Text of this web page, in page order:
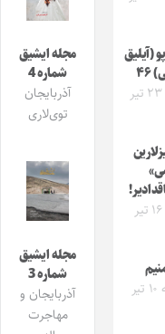
(آیلیق
۴۶
سه‌شنبه ۲۳ تیر
سه‌شنبه ۱۶ تیر
چهارشنبه ۱۰ تیر
مجله ایشیق
شماره 4
آذربایجان
توی‌لاری
مجله ایشیق
شماره 3
آذربایجان و
مهاجرت